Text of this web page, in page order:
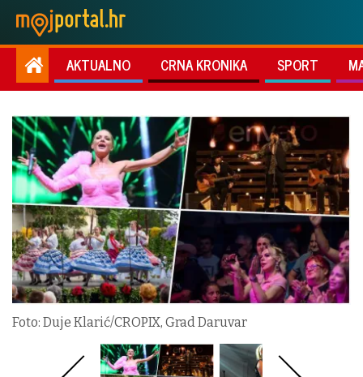
AKTUALNO CRNA KRONIKA SPORT
Foto: Duje Klarić/CROPIX, Grad Daruvar